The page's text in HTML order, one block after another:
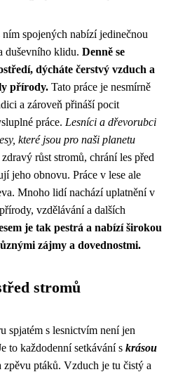
spojených nabízí jedinečnou
duševního klidu. Denně se
dýcháte čerstvý vzduch a
přírody. Tato práce je nesmírně
a zároveň přináší pocit
práce. Lesníci a dřevorubci
které jsou pro naši planetu
zdravý růst stromů, chrání les před
jeho obnovu. Práce v lese ale
Mnoho lidí nachází uplatnění v
vzdělávání a dalších
je tak pestrá a nabízí širokou
zájmy a dovednostmi.
stromů
spjatém s lesnictvím není jen
to každodenní setkávání s krásou
zpěvu ptáků. Vzduch je tu čistý a